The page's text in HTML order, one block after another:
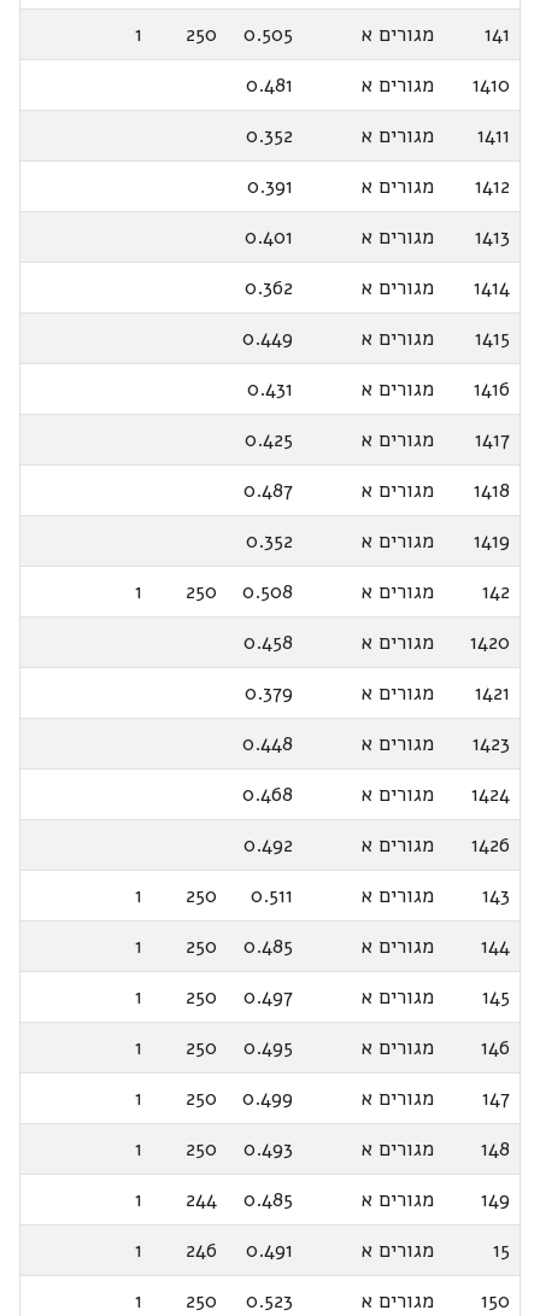
141 מגורים א 0.505
250
1
1410
מגורים א
0.481
1411
מגורים א
0.352
1412
מגורים א
0.391
1413
מגורים א
0.401
1414
מגורים א
0.362
1415
מגורים א
0.449
1416
מגורים א
0.431
1417
מגורים א
0.425
1418
מגורים א
0.487
1419
מגורים א
0.352
142
מגורים א 0.508
250
1
1420
מגורים א
0.458
1421
מגורים א
0.379
1423
מגורים א
0.448
1424
מגורים א
0.468
1426
מגורים א
0.492
143
מגורים א 0.511
250
1
144
מגורים א 0.485
250
1
145
מגורים א 0.497
250
1
146
מגורים א 0.495
250
1
147
מגורים א 0.499
250
1
148
מגורים א 0.493
250
1
149
מגורים א 0.485
244
1
15
מגורים א 0.491
246
1
150
מגורים א 0.523
250
1